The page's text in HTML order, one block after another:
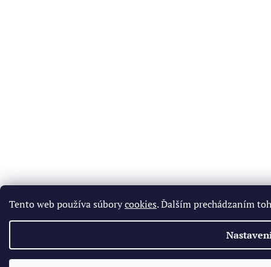
Tento web používa súborycookies. Ďalším prechádzaním
✕